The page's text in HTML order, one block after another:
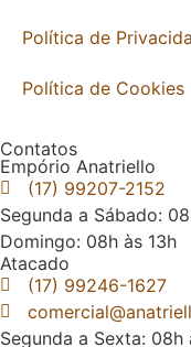
Política de
Política de Cookies
Contatos
Empório Anatriello
(17) 99207-2152
Segunda a Sábado:
Domingo: 08h às 13h
Atacado
(17) 99246-1627
Segunda a Sexta: 08h